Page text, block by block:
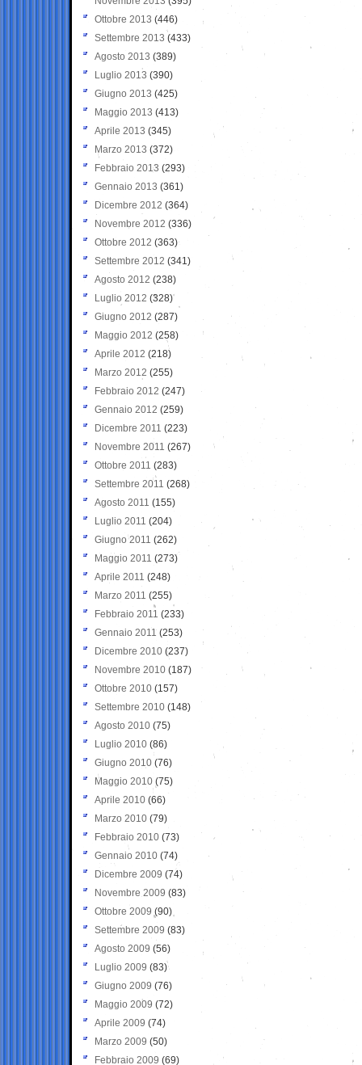
Ottobre 2013 (446)
Settembre 2013 (433)
Agosto 2013 (389)
Luglio 2013 (390)
Giugno 2013 (425)
Maggio 2013 (413)
Aprile 2013 (345)
Marzo 2013 (372)
Febbraio 2013 (293)
Gennaio 2013 (361)
Dicembre 2012 (364)
Novembre 2012 (336)
Ottobre 2012 (363)
Settembre 2012 (341)
Agosto 2012 (238)
Luglio 2012 (328)
Giugno 2012 (287)
Maggio 2012 (258)
Aprile 2012 (218)
Marzo 2012 (255)
Febbraio 2012 (247)
Gennaio 2012 (259)
Dicembre 2011 (223)
Novembre 2011 (267)
Ottobre 2011 (283)
Settembre 2011 (268)
Agosto 2011 (155)
Luglio 2011 (204)
Giugno 2011 (262)
Maggio 2011 (273)
Aprile 2011 (248)
Marzo 2011 (255)
Febbraio 2011 (233)
Gennaio 2011 (253)
Dicembre 2010 (237)
Novembre 2010 (187)
Ottobre 2010 (157)
Settembre 2010 (148)
Agosto 2010 (75)
Luglio 2010 (86)
Giugno 2010 (76)
Maggio 2010 (75)
Aprile 2010 (66)
Marzo 2010 (79)
Febbraio 2010 (73)
Gennaio 2010 (74)
Dicembre 2009 (74)
Novembre 2009 (83)
Ottobre 2009 (90)
Settembre 2009 (83)
Agosto 2009 (56)
Luglio 2009 (83)
Giugno 2009 (76)
Maggio 2009 (72)
Aprile 2009 (74)
Marzo 2009 (50)
Febbraio 2009 (69)